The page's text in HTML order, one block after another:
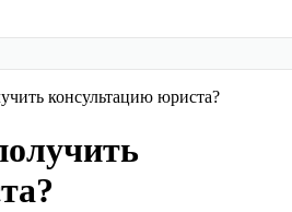
консультацию юриста?